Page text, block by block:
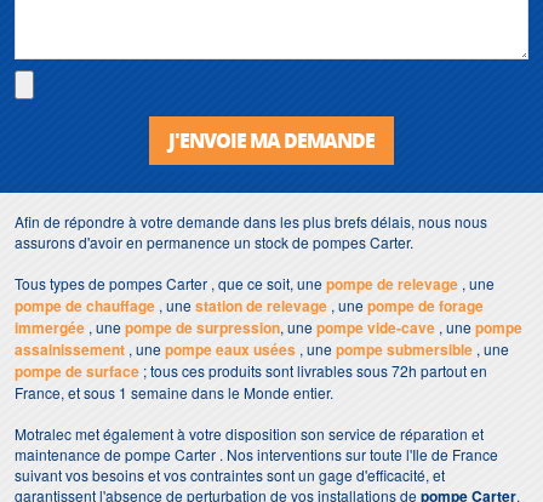
J'ENVOIE MA DEMANDE
Afin de répondre à votre demande dans les plus brefs délais, nous nous
assurons d'avoir en permanence un stock de pompes Carter.
Tous types de pompes Carter , que ce soit, unepompe de relevage , une
pompe de chauffage , unestation de relevage , unepompe de forage
immergée , unepompe de surpression, unepompe vide-cave , unepompe
assainissement , unepompe eaux usées , unepompe submersible , une
pompe de surface ; tous ces produits sont livrables sous 72h partout en
France, et sous 1 semaine dans le Monde entier.
Motralec met également à votre disposition son service de réparation et
maintenance de pompe Carter . Nos interventions sur toute l'Ile de France
suivant vos besoins et vos contraintes sont un gage d'efficacité, et
garantissent l'absence de perturbation de vos installations depompe Carter.